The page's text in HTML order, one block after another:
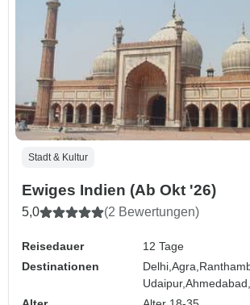
Stadt & Kultur
Ewiges Indien (Ab Okt '26)
5,0 (2 Bewertungen)
Reisedauer
12 Tage
Destinationen
Delhi,Agra,
Udaipur,Ahmedabad,